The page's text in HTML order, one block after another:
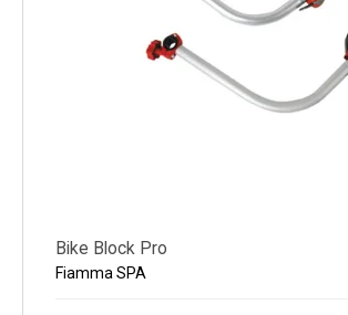
Bike Block Pro
Fiamma SPA